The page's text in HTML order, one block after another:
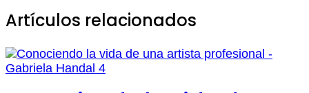
Artículos relacionados